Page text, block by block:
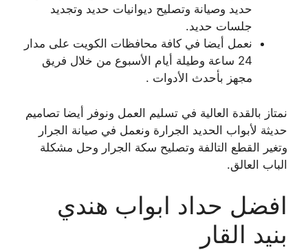
حديد وصيانة وتصليح ديوانيات حديد وتجديد
جلسات حديد.
نعمل أيضا في كافة محافظات الكويت على مدار
24 ساعة وطيلة أيام الأسبوع من خلال فريق
مجهز بأحدث الأدوات .
نمتاز بالقدة العالية في تسليم العمل ونوفر أيضا تصاميم
حديثة لأبواب الحديد الجرارة ونعمل في صيانة الجرار
وتغير القطع التالفة وتصليح سكة الجرار وحل مشكلة
الباب العالق.
افضل حداد ابواب هندي
بنيد القار